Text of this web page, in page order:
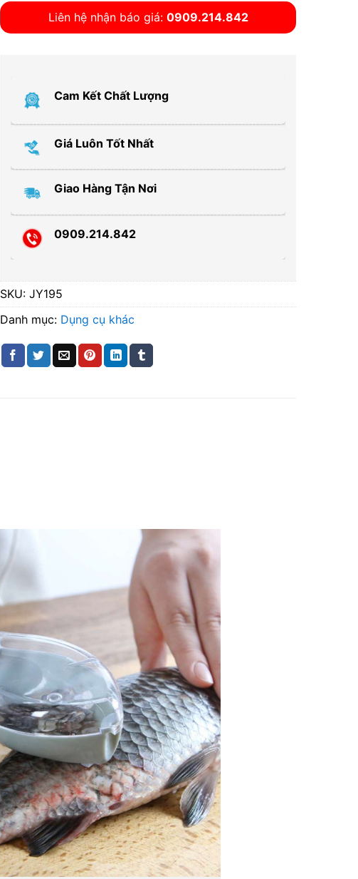
Liên hệ nhận báo giá: 0909.214.842
Cam Kết Chất Lượng
Giá Luôn Tốt Nhất
Giao Hàng Tận Nơi
0909.214.842
SKU:JY195
Danh mục: Dụng cụ khác